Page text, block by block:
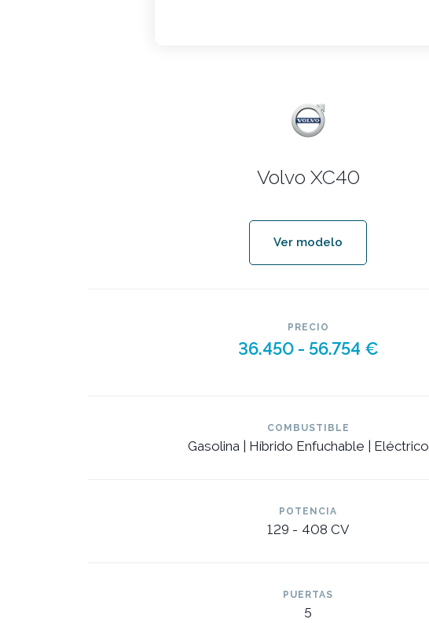
Volvo XC40
Ver modelo
PRECIO
36.450 - 56.754 €
COMBUSTIBLE
Gasolina | Híbrido Enfuchable | Eléctrico
POTENCIA
129 - 408 CV
PUERTAS
5